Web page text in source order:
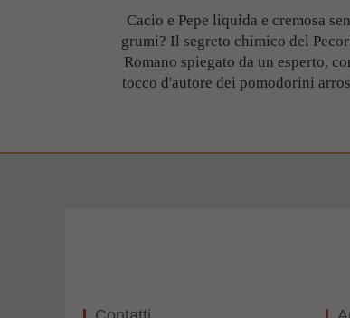
Cacio e Pepe liquida e cremosa
grumi? Il segreto chimico del
Romano spiegato da un esperto,
tocco d'autore dei pomodorini